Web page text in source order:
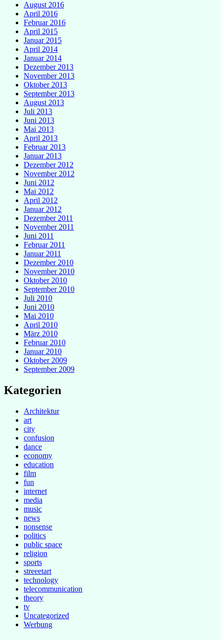
August 2016
April 2016
Februar 2016
April 2015
Januar 2015
April 2014
Januar 2014
Dezember 2013
November 2013
Oktober 2013
September 2013
August 2013
Juli 2013
Juni 2013
Mai 2013
April 2013
Februar 2013
Januar 2013
Dezember 2012
November 2012
Juni 2012
Mai 2012
April 2012
Januar 2012
Dezember 2011
November 2011
Juni 2011
Februar 2011
Januar 2011
Dezember 2010
November 2010
Oktober 2010
September 2010
Juli 2010
Juni 2010
Mai 2010
April 2010
März 2010
Februar 2010
Januar 2010
Oktober 2009
September 2009
Kategorien
Architektur
art
city
confusion
dance
economy
education
film
fun
internet
media
music
news
nonsense
politics
public space
religion
sports
streeetart
technology
telecommunication
theory
tv
Uncategorized
Werbung